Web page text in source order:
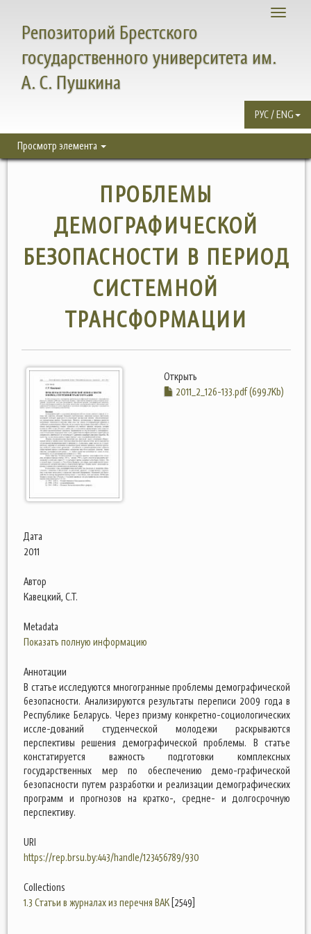
Toggle
Репозиторий Брестского
государственного университета им.
А. С. Пушкина
РУС / ENG
Просмотр элемента
ПРОБЛЕМЫ
ДЕМОГРАФИЧЕСКОЙ
БЕЗОПАСНОСТИ В ПЕРИОД
СИСТЕМНОЙ
ТРАНСФОРМАЦИИ
Открыть
2011_2_126-133.pdf (699.7Kb)
Дата
2011
Автор
Кавецкий, С.Т.
Metadata
Показать полную информацию
Аннотации
В статье исследуются многогранные проблемы демографической
безопасности. Анализируются результаты переписи 2009 года в
Республике Беларусь. Через призму конкретно-социологических
иссле-дований студенческой молодежи раскрываются
перспективы решения демографической проблемы. В статье
констатируется важность подготовки комплексных
государственных мер по обеспечению демо-графической
безопасности путем разработки и реализации демографических
программ и прогнозов на кратко-, средне- и долгосрочную
перспективу.
URI
https://rep.brsu.by:443/handle/123456789/930
Collections
1.3 Статьи в журналах из перечня ВАК [2549]